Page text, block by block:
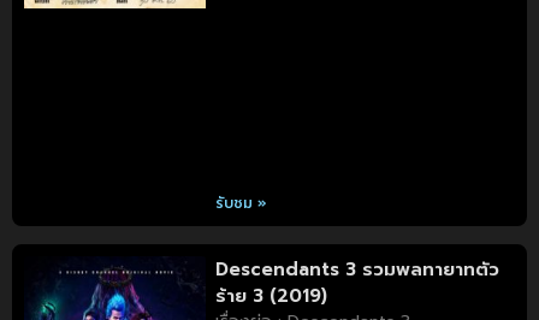
รับชม »
Descendants 3 รวมพลทายาทตัว
ร้าย 3 (2019)